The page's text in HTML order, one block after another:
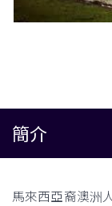
簡介
馬來西亞裔澳洲